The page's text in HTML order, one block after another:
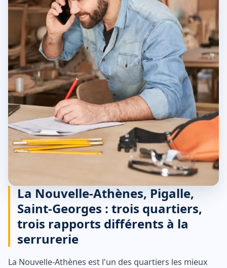
La Nouvelle-Athènes, Pigalle,
Saint-Georges : trois quartiers,
trois rapports différents à la
serrurerie
La Nouvelle-Athènes est l'un des quartiers les mieux